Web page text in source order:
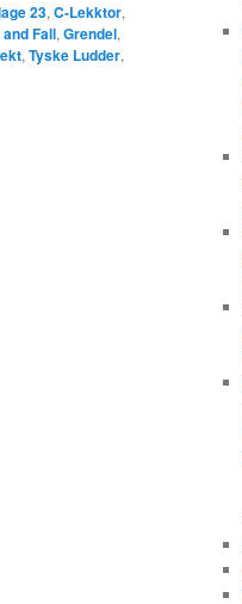
23, C-Lekktor,
Fall, Grendel,
, Tyske Ludder,